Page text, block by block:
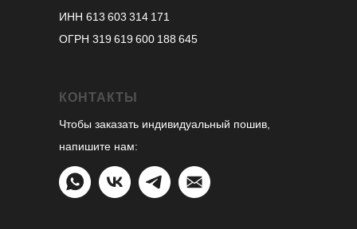
ИНН 613 603 314 171
ОГРН 319 619 600 188 645
КОНТАКТЫ
Чтобы заказать индивидуальный пошив,
напишите нам: